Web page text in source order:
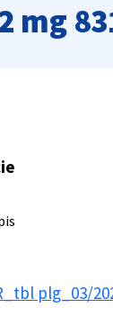
mg
plg_03/